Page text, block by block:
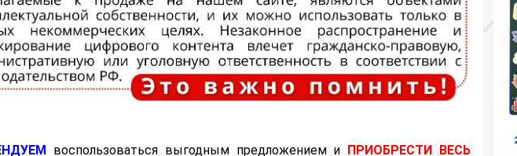
воспользоваться выгодным предложением и ПРИОБРЕСТИ ВЕСЬ